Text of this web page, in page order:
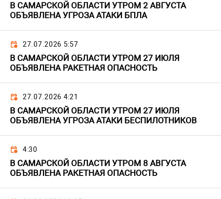
В САМАРСКОЙ ОБЛАСТИ УТРОМ 2 АВГУСТА
ОБЪЯВЛЕНА УГРОЗА АТАКИ БПЛА
27.07.2026 5:57
В САМАРСКОЙ ОБЛАСТИ УТРОМ 27 ИЮЛЯ
ОБЪЯВЛЕНА РАКЕТНАЯ ОПАСНОСТЬ
27.07.2026 4:21
В САМАРСКОЙ ОБЛАСТИ УТРОМ 27 ИЮЛЯ
ОБЪЯВЛЕНА УГРОЗА АТАКИ БЕСПИЛОТНИКОВ
4:30
В САМАРСКОЙ ОБЛАСТИ УТРОМ 8 АВГУСТА
ОБЪЯВЛЕНА РАКЕТНАЯ ОПАСНОСТЬ